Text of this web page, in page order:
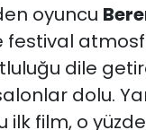
oyuncu
festival
dile
dolu.
ilk film, o